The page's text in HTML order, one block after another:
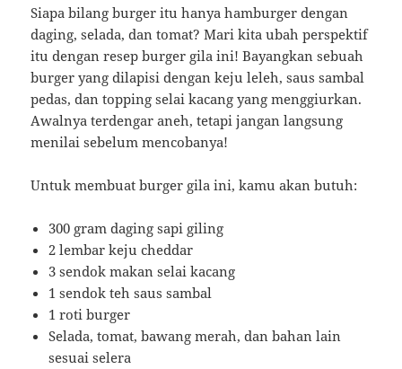
Siapa bilang burger itu hanya hamburger dengan
daging, selada, dan tomat? Mari kita ubah perspektif
itu dengan resep burger gila ini! Bayangkan sebuah
burger yang dilapisi dengan keju leleh, saus sambal
pedas, dan topping selai kacang yang menggiurkan.
Awalnya terdengar aneh, tetapi jangan langsung
menilai sebelum mencobanya!
Untuk membuat burger gila ini, kamu akan butuh:
300 gram daging sapi giling
2 lembar keju cheddar
3 sendok makan selai kacang
1 sendok teh saus sambal
1 roti burger
Selada, tomat, bawang merah, dan bahan lain
sesuai selera